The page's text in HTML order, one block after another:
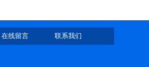
在线留言 联系我们